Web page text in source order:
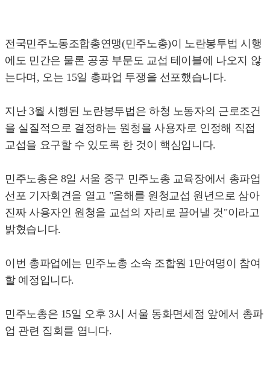
전국민주노동조합총연맹(민주노총)이 노란봉투법 시행
에도 민간은 물론 공공 부문도 교섭 테이블에 나오지 않
는다며, 오는 15일 총파업 투쟁을 선포했습니다.
지난 3월 시행된 노란봉투법은 하청 노동자의 근로조건
을 실질적으로 결정하는 원청을 사용자로 인정해 직접
교섭을 요구할 수 있도록 한 것이 핵심입니다.
민주노총은 8일 서울 중구 민주노총 교육장에서 총파업
선포 기자회견을 열고 "올해를 원청교섭 원년으로 삼아
진짜 사용자인 원청을 교섭의 자리로 끌어낼 것"이라고
밝혔습니다.
이번 총파업에는 민주노총 소속 조합원 1만여명이 참여
할 예정입니다.
민주노총은 15일 오후 3시 서울 동화면세점 앞에서 총파
업 관련 집회를 엽니다.